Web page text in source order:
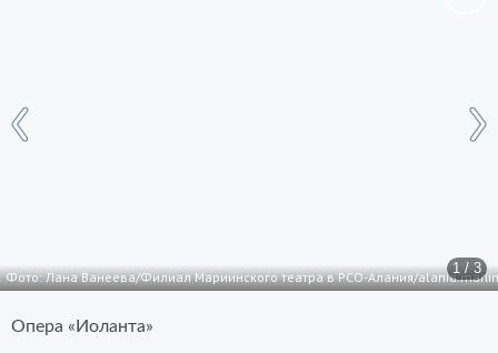
1 / 3
Фото: Лана Ванеева/Филиал Мариинского театра в РСО-Алания/
Опера «Иоланта»